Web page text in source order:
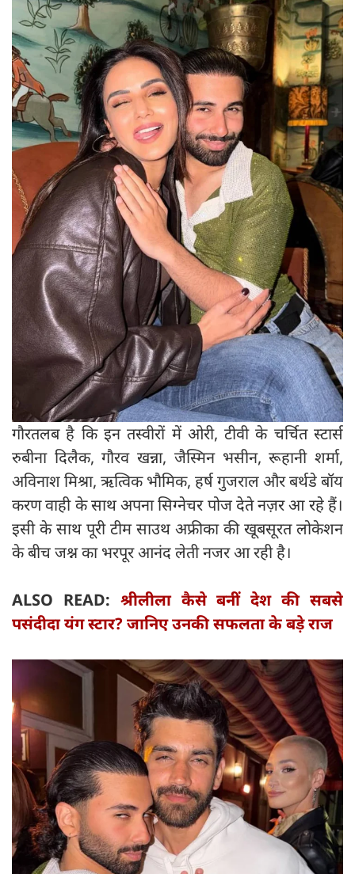
गौरतलब है कि इन तस्वीरों में ओरी, टीवी के चर्चित स्टार्स
रुबीना दिलैक, गौरव खन्ना, जैस्मिन भसीन, रूहानी शर्मा,
अविनाश मिश्रा, ऋत्विक भौमिक, हर्ष गुजराल और बर्थडे बॉय
करण वाही के साथ अपना सिग्नेचर पोज देते नज़र आ रहे हैं।
इसी के साथ पूरी टीम साउथ अफ्रीका की खूबसूरत लोकेशन
के बीच जश्न का भरपूर आनंद लेती नजर आ रही है।
ALSO READ: श्रीलीला कैसे बनीं देश की सबसे
पसंदीदा यंग स्टार? जानिए उनकी सफलता के बड़े राज